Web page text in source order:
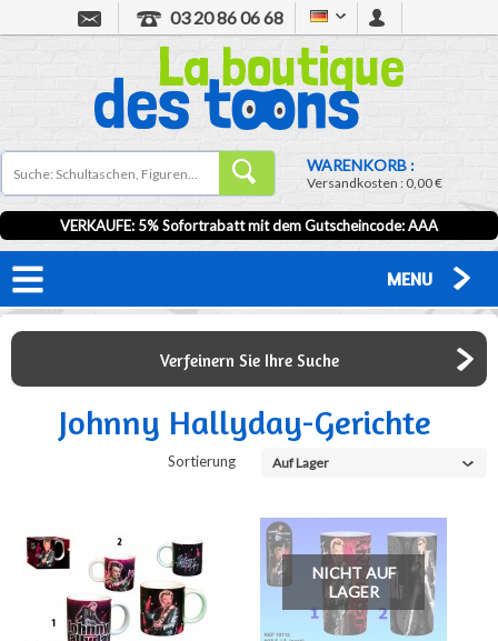
03 20 86 06 68
WARENKORB :
Versandkosten :0,00 €
VERKAUFE: 5% Sofortrabatt mit dem Gutscheincode:AAA
MENU
Verfeinern Sie Ihre Suche
Johnny Hallyday-Gerichte
Sortierung Auf Lager
NICHT AUF
LAGER